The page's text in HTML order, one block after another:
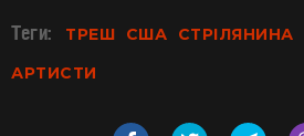
Теги: ТРЕШ США СТРІЛЯНИНА
АРТИСТИ